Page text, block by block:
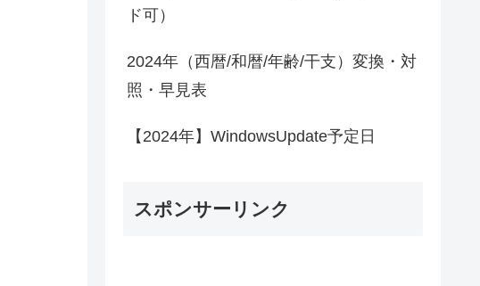
ド可）
2024年（西暦/和暦/年齢/干支）変換・対
照・早見表
【2024年】WindowsUpdate予定日
スポンサーリンク